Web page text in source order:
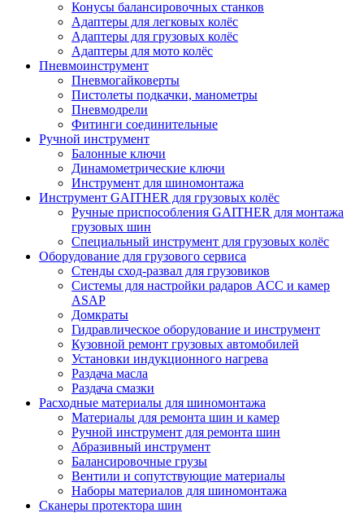
Конусы балансировочных станков
Адаптеры для легковых колёс
Адаптеры для грузовых колёс
Адаптеры для мото колёс
Пневмоинструмент
Пневмогайковерты
Пистолеты подкачки, манометры
Пневмодрели
Фитинги соединительные
Ручной инструмент
Балонные ключи
Динамометрические ключи
Инструмент для шиномонтажа
Инструмент GAITHER для грузовых колёс
Ручные приспособления GAITHER для монтажа
грузовых шин
Специальный инструмент для грузовых колёс
Оборудование для грузового сервиса
Стенды сход-развал для грузовиков
Системы для настройки радаров ACC и камер
ASAP
Домкраты
Гидравлическое оборудование и инструмент
Кузовной ремонт грузовых автомобилей
Установки индукционного нагрева
Раздача масла
Раздача смазки
Расходные материалы для шиномонтажа
Материалы для ремонта шин и камер
Ручной инструмент для ремонта шин
Абразивный инструмент
Балансировочные грузы
Вентили и сопутствующие материалы
Наборы материалов для шиномонтажа
Сканеры протектора шин